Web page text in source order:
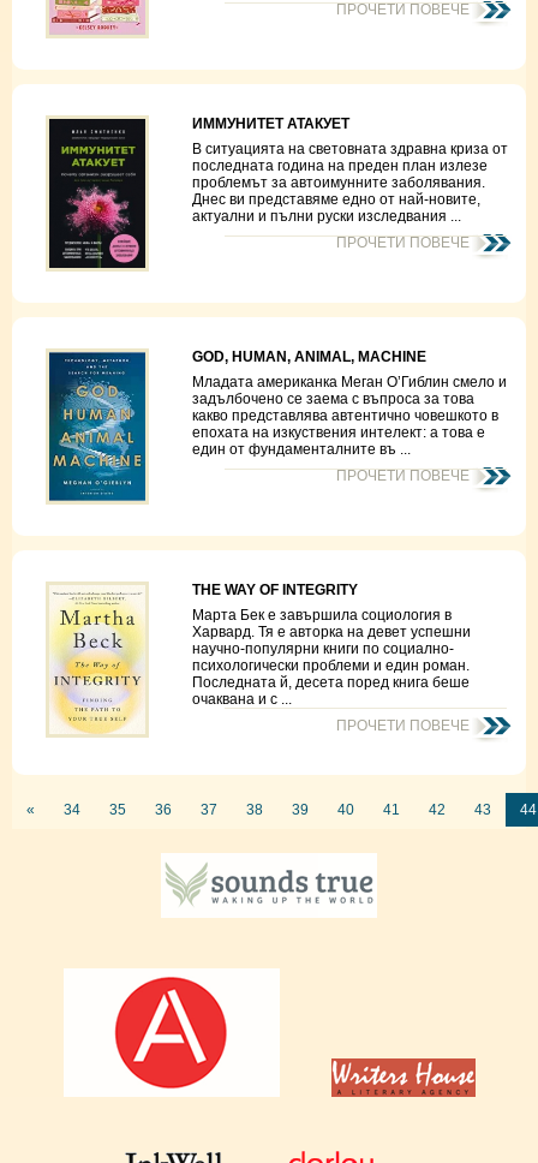
ПРОЧЕТИ ПОВЕЧЕ
ИММУНИТЕТ АТАКУЕТ
В ситуацията на световната здравна криза от
последната година на преден план излезе
проблемът за автоимунните заболявания.
Днес ви представяме едно от най-новите,
актуални и пълни руски изследвания ...
ПРОЧЕТИ ПОВЕЧЕ
GOD, HUMAN, ANIMAL, MACHINE
Младата американка Меган О’Гиблин смело и
задълбочено се заема с въпроса за това
какво представлява автентично човешкото в
епохата на изкуствения интелект: а това е
един от фундаменталните въ ...
ПРОЧЕТИ ПОВЕЧЕ
THE WAY OF INTEGRITY
Марта Бек е завършила социология в
Харвард. Тя е авторка на девет успешни
научно-популярни книги по социално-
психологически проблеми и един роман.
Последната й, десета поред книга беше
очаквана и с ...
ПРОЧЕТИ ПОВЕЧЕ
« 34 35 36 37 38 39 40 41 42 43 44